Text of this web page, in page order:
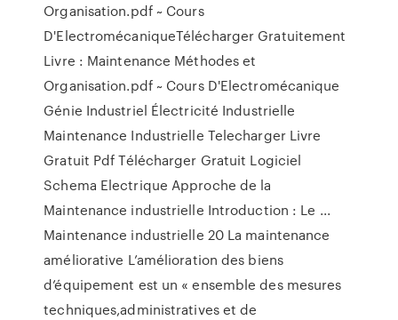
Organisation.pdf ~ Cours
D'ElectromécaniqueTélécharger Gratuitement
Livre : Maintenance Méthodes et
Organisation.pdf ~ Cours D'Electromécanique
Génie Industriel Électricité Industrielle
Maintenance Industrielle Telecharger Livre
Gratuit Pdf Télécharger Gratuit Logiciel
Schema Electrique Approche de la
Maintenance industrielle Introduction : Le ...
Maintenance industrielle 20 La maintenance
améliorative L’amélioration des biens
d’équipement est un « ensemble des mesures
techniques,administratives et de